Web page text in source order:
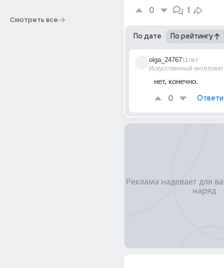
Смотреть все
0 1
По дате По рейтингу
olga_24767
Искусственный интеллект
11лет
нет, конечно.
0